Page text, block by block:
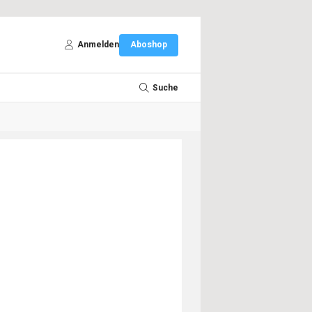
Anmelden Aboshop
Suche